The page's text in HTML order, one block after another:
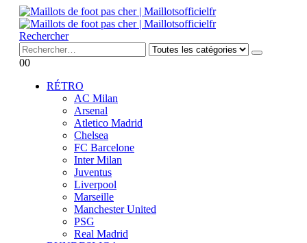
Rechercher
00
RÉTRO
AC Milan
Arsenal
Atletico Madrid
Chelsea
FC Barcelone
Inter Milan
Juventus
Liverpool
Marseille
Manchester United
PSG
Real Madrid